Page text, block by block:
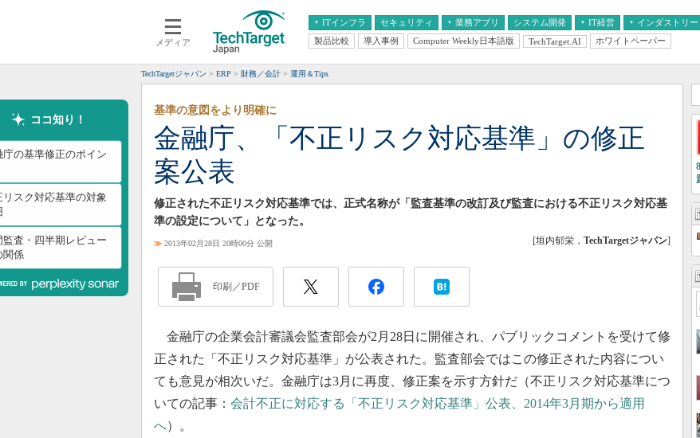
メディア
ITインフラ
クラウド
スマートモバイル
ネットワーク
システム運用管理
セキュリティ 業務アプリ
エンタープライズAI
ERP
情報系システム
システム開発 IT経営
経営とIT
インダストリー
医療IT
製品比較 導入事例 Computer Weekly日本語版 TechTarget.AI ホワイトペーパー
TechTargetジャパン ERP 財務／会計 運用＆Tips
ココ知り！
庁の基準修正のポイン
リスク対応基準の対象
監査・四半期レビュー
関係
金融庁、「不正リスク対応基準」の修正
案公表
基準の意図をより明確に
修正された不正リスク対応基準では、正式名称が「監査基準の改訂及び監査における不正リスク対応基
準の設定について」となった。
≫ 2013年02月28日 20時00分 公開 [垣内郁栄， TechTargetジャパン]
印刷／PDF
金融庁の企業会計審議会監査部会が2月28日に開催され、パブリックコメントを受けて修
正された「不正リスク対応基準」が公表された。監査部会ではこの修正された内容につい
ても意見が相次いだ。金融庁は3月に再度、修正案を示す方針だ（不正リスク対応基準につ
いての記事： 会計不正に対応する「不正リスク対応基準」公表、2014年3月期から適用
へ）。